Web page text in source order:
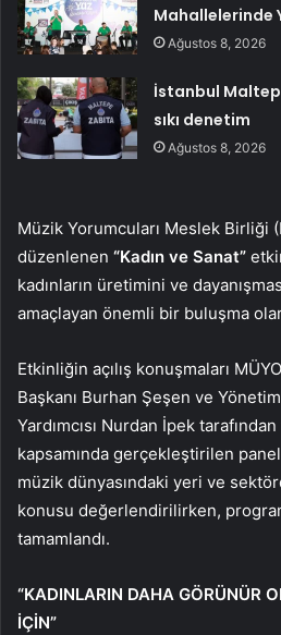
Mahallelerinde
Ağustos 8, 2026
İstanbul
sıkı denetim
Ağustos 8, 2026
Müzik Yorumcuları Meslek Birliği
düzenlenen “Kadın ve Sanat”
kadınların üretimini ve
amaçlayan önemli bir buluşma
Etkinliğin açılış konuşmaları
Başkanı Burhan Şeşen ve
Yardımcısı Nurdan İpek
kapsamında gerçekleştirilen
müzik dünyasındaki yeri ve
konusu değerlendirilirken,
tamamlandı.
“KADINLARIN DAHA GÖRÜNÜR
İÇİN”